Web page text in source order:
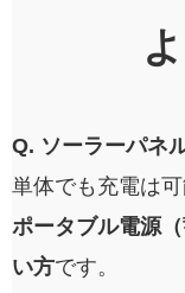
Q. ソーラーパネ
単体でも充電は
ポータブル電源
い方です。